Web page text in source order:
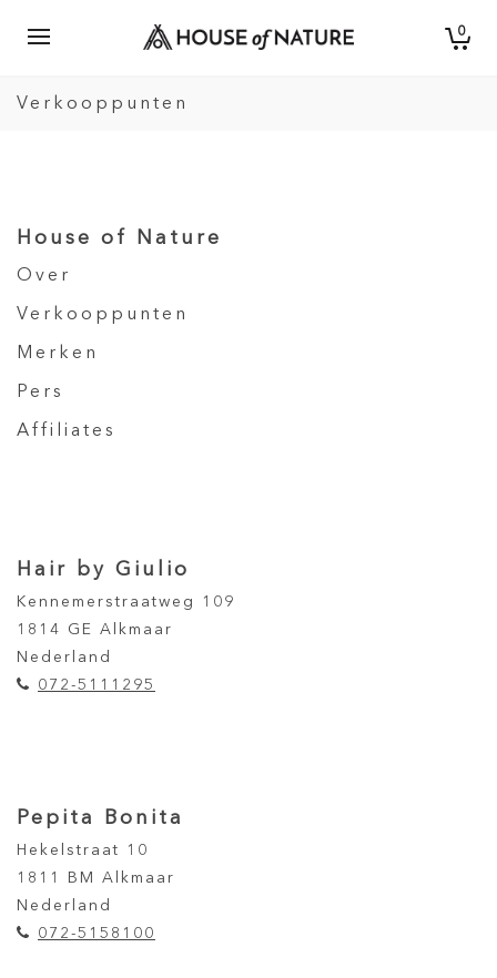
0
Verkooppunten
House of Nature
Over
Verkooppunten
Merken
Pers
Affiliates
Hair by Giulio
Kennemerstraatweg 109
1814 GE Alkmaar
Nederland
072-5111295
Pepita Bonita
Hekelstraat 10
1811 BM Alkmaar
Nederland
072-5158100